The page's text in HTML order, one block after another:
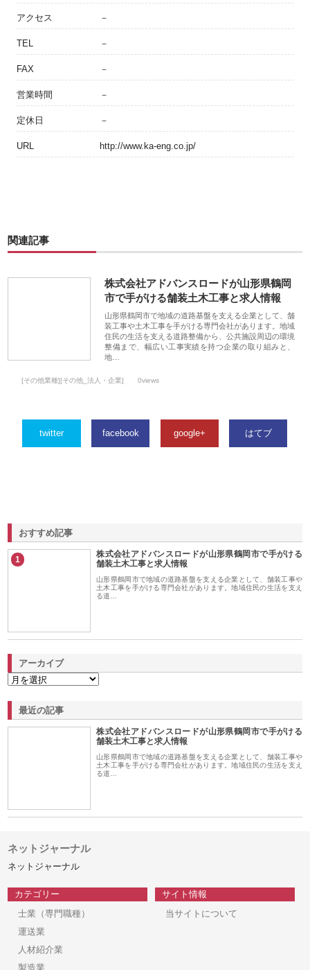
アクセス －
TEL －
FAX －
営業時間 －
定休日 －
URL http://www.ka-eng.co.jp/
関連記事
株式会社アドバンスロードが山形県鶴岡
市で手がける舗装土木工事と求人情報
山形県鶴岡市で地域の道路基盤を支える企業として、舗
装工事や土木工事を手がける専門会社があります。地域
住民の生活を支える道路整備から、公共施設周辺の環境
整備まで、幅広い工事実績を持つ企業の取り組みと、
地…
[その他業種][その他_法人・企業] 0views
twitter facebook google+ はてブ
おすすめ記事
1
株式会社アドバンスロードが山形県鶴岡市で手がける
舗装土木工事と求人情報
山形県鶴岡市で地域の道路基盤を支える企業として、舗装工事や
土木工事を手がける専門会社があります。地域住民の生活を支え
る道…
アーカイブ
最近の記事
株式会社アドバンスロードが山形県鶴岡市で手がける
舗装土木工事と求人情報
山形県鶴岡市で地域の道路基盤を支える企業として、舗装工事や
土木工事を手がける専門会社があります。地域住民の生活を支え
る道…
ネットジャーナル
ネットジャーナル
カテゴリー
士業（専門職種）
運送業
人材紹介業
製造業
サイト情報
当サイトについて